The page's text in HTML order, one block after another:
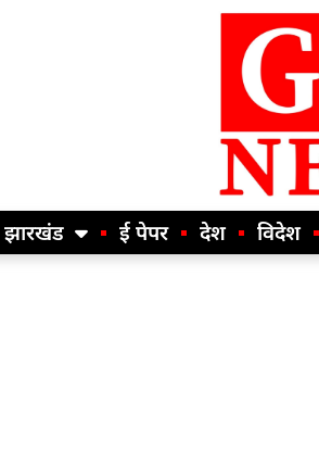
झारखंड ई पेपर देश विदेश